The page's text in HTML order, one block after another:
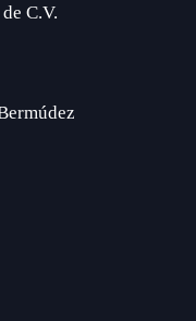
C.V.